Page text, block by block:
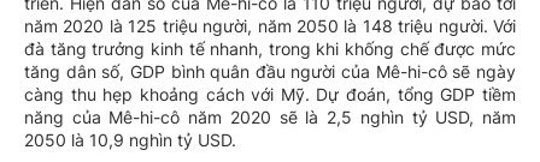
năm 2020 là 125 triệu người, năm 2050 là 148 triệu người. Với
đà tăng trưởng kinh tế nhanh, trong khi khống chế được mức
tăng dân số, GDP bình quân đầu người của Mê-hi-cô sẽ ngày
càng thu hẹp khoảng cách với Mỹ. Dự đoán, tổng GDP tiềm
năng của Mê-hi-cô năm 2020 sẽ là 2,5 nghìn tỷ USD, năm
2050 là 10,9 nghìn tỷ USD.